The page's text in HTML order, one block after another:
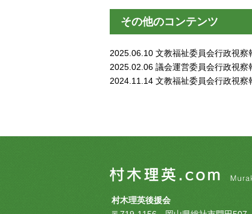
その他のコンテンツ
2025.06.10 文教福祉委員会行政視察
2025.02.06 議会運営委員会行政視察
2024.11.14 文教福祉委員会行政視察
村木理英後援会